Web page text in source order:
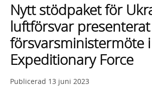
lista
med
sökförslag
Nytt stödpaket för
luftförsvar
försvarsministermöte i
Expeditionary Force
Publicerad 13 juni 2023